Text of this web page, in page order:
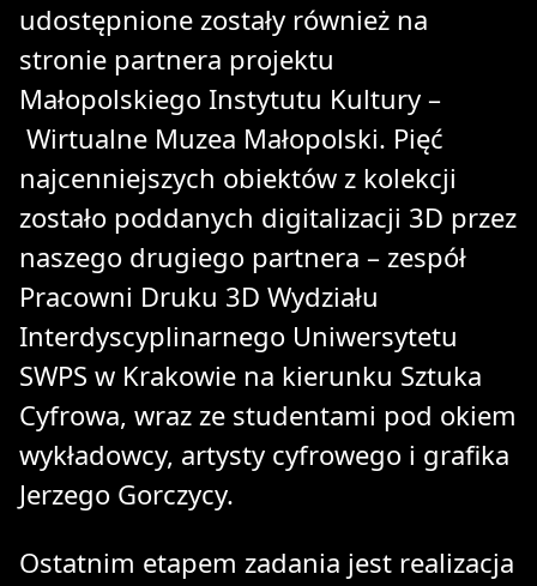
udostępnione zostały również na
stronie partnera projektu
Małopolskiego Instytutu Kultury –
Wirtualne Muzea Małopolski. Pięć
najcenniejszych obiektów z kolekcji
zostało poddanych digitalizacji 3D przez
naszego drugiego partnera – zespół
Pracowni Druku 3D Wydziału
Interdyscyplinarnego Uniwersytetu
SWPS w Krakowie na kierunku Sztuka
Cyfrowa, wraz ze studentami pod okiem
wykładowcy, artysty cyfrowego i grafika
Jerzego Gorczycy.
Ostatnim etapem zadania jest realizacja